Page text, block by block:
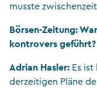
musste
Börsen-Zeitung:
kontrovers geführt?
Adrian Hasler: Es
derzeitigen Pläne